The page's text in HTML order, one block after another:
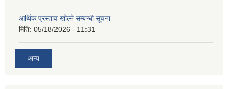
आर्थिक प्रस्ताव खोल्ने सम्बन्धी सूचना
मिति: 05/18/2026 - 11:31
अन्य